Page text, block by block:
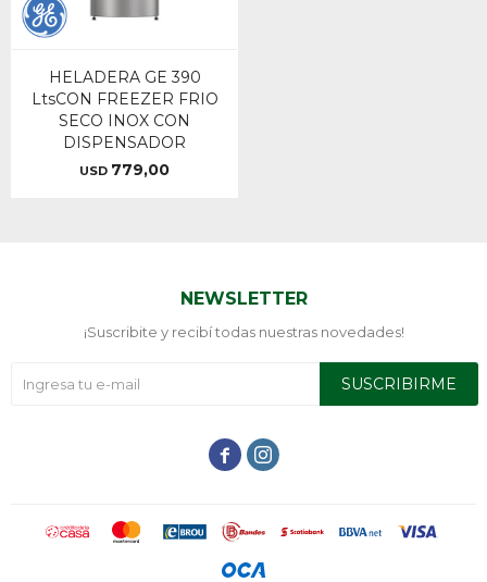
HELADERA GE 390
LtsCON FREEZER FRIO
SECO INOX CON
DISPENSADOR
USD 779,00
NEWSLETTER
¡Suscribite y recibí todas nuestras novedades!
SUSCRIBIRME
 